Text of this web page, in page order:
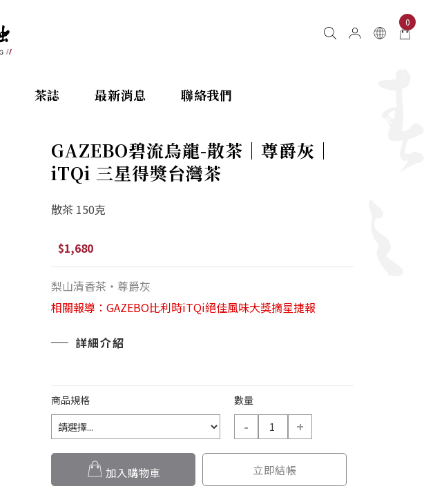
0
茶誌 最新消息 聯絡我們
GAZEBO碧流烏龍-散茶｜尊爵灰｜
iTQi 三星得獎台灣茶
散茶 150克
$1,680
梨山清香茶‧尊爵灰
相關報導：GAZEBO比利時iTQi絕佳風味大獎摘星捷報
詳細介紹
商品規格 數量
- +
加入購物車 立即結帳